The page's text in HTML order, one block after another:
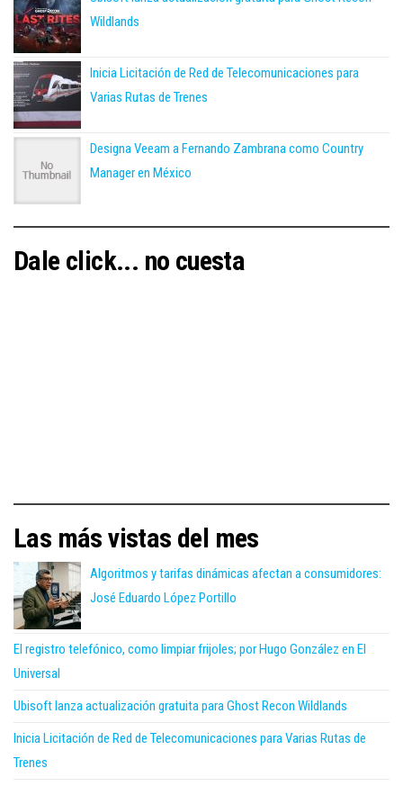
Wildlands
Inicia Licitación de Red de Telecomunicaciones para
Varias Rutas de Trenes
Designa Veeam a Fernando Zambrana como Country
Manager en México
Dale click... no cuesta
Las más vistas del mes
Algoritmos y tarifas dinámicas afectan a consumidores:
José Eduardo López Portillo
El registro telefónico, como limpiar frijoles; por Hugo González en El
Universal
Ubisoft lanza actualización gratuita para Ghost Recon Wildlands
Inicia Licitación de Red de Telecomunicaciones para Varias Rutas de
Trenes